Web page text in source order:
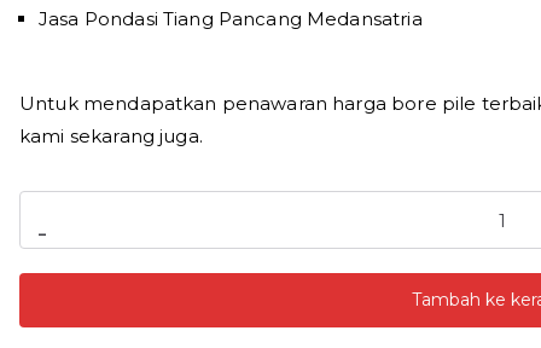
Jasa Pondasi Tiang Pancang Medansatria
Untuk mendapatkan penawaran harga bore pile
kami sekarang juga.
-
Harga
Bore
Tambah ke